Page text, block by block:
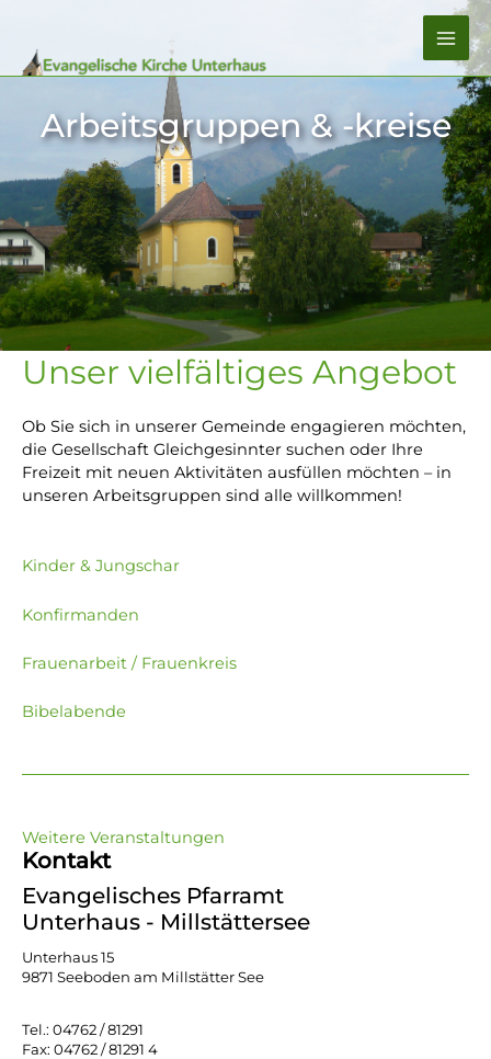
springen
Arbeitsgruppen & -kreise
Kontakt
Evangelisches Pfarramt
Unterhaus - Millstättersee
Unterhaus 15
9871 Seeboden am Millstätter See
Tel.: 04762 / 81291
Fax: 04762 / 81291 4
Unser vielfältiges Angebot
Ob Sie sich in unserer Gemeinde engagieren möchten,
die Gesellschaft Gleichgesinnter suchen oder Ihre
Freizeit mit neuen Aktivitäten ausfüllen möchten – in
unseren Arbeitsgruppen sind alle willkommen!
Kinder & Jungschar
Konfirmanden
Frauenarbeit / Frauenkreis
Bibelabende
Weitere Veranstaltungen